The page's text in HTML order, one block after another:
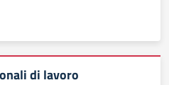
di lavoro